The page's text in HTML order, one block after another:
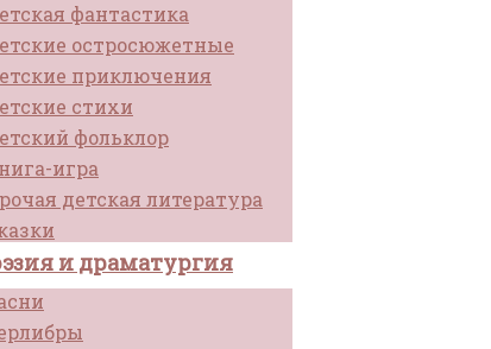
фантастика
остросюжетные
приключения
стихи
фольклор
игра
детская литература
и драматургия